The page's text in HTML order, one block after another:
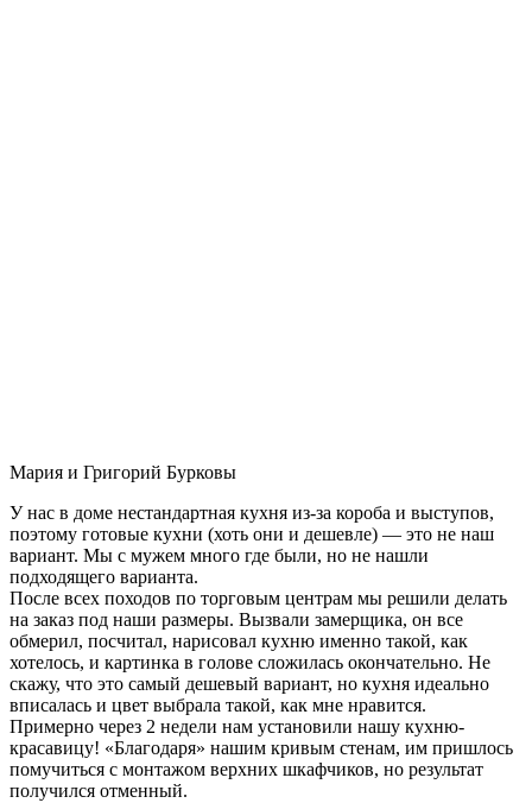
Мария и Григорий Бурковы
У нас в доме нестандартная кухня из-за короба и выступов,
поэтому готовые кухни (хоть они и дешевле) — это не наш
вариант. Мы с мужем много где были, но не нашли
подходящего варианта.
После всех походов по торговым центрам мы решили делать
на заказ под наши размеры. Вызвали замерщика, он все
обмерил, посчитал, нарисовал кухню именно такой, как
хотелось, и картинка в голове сложилась окончательно. Не
скажу, что это самый дешевый вариант, но кухня идеально
вписалась и цвет выбрала такой, как мне нравится.
Примерно через 2 недели нам установили нашу кухню-
красавицу! «Благодаря» нашим кривым стенам, им пришлось
помучиться с монтажом верхних шкафчиков, но результат
получился отменный.